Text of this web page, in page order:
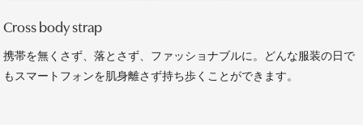
Cross body strap
携帯を無くさず、落とさず、ファッショナブルに。どんな服装の日で
もスマートフォンを肌身離さず持ち歩くことができます。